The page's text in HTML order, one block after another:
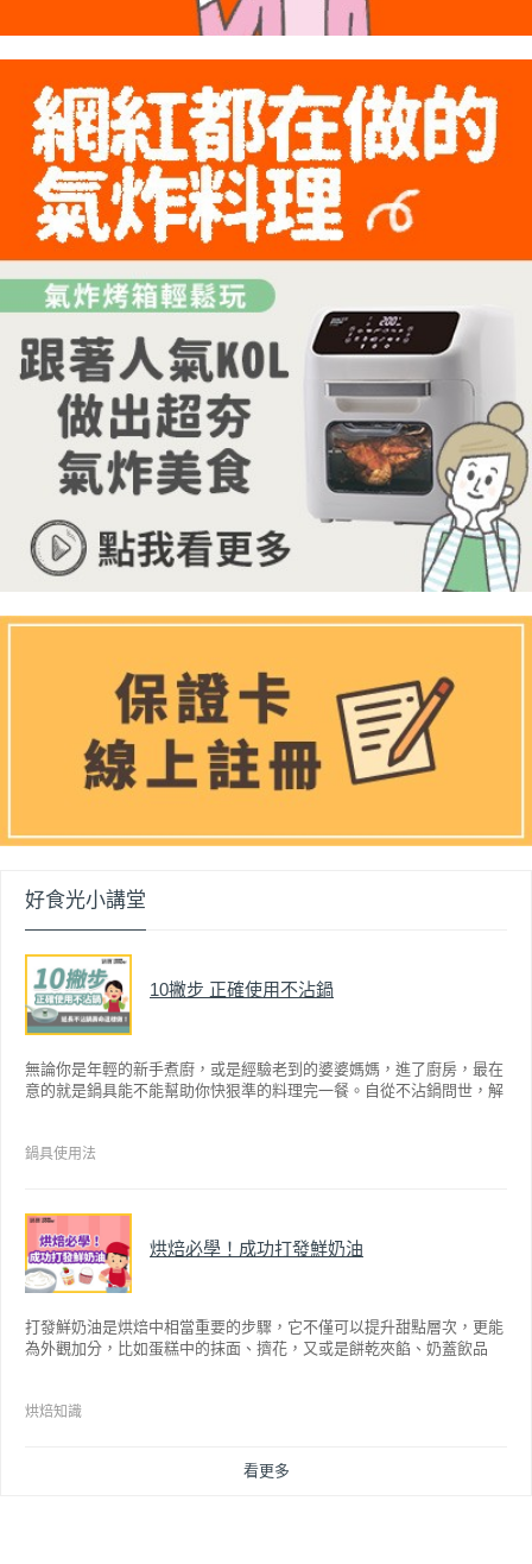
好食光小講堂
10撇步 正確使用不沾鍋
無論你是年輕的新手煮廚，或是經驗老到的婆婆媽媽，進了廚房，最在
意的就是鍋具能不能幫助你快狠準的料理完一餐。自從不沾鍋問世，解
因此金鑽不沾系列的鍋具，更年年穩居銷售排行榜的前幾名。然而如何
鍋具使用法
烘焙必學！成功打發鮮奶油
打發鮮奶油是烘焙中相當重要的步驟，它不僅可以提升甜點層次，更能
為外觀加分，比如蛋糕中的抹面、擠花，又或是餅乾夾餡、奶蓋飲品
烘焙知識
看更多